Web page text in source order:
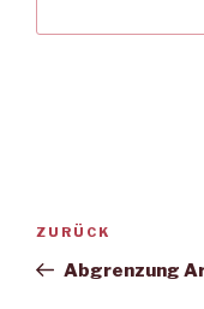
Vorheriger
Beitrag
ZURÜCK
Abgrenzung